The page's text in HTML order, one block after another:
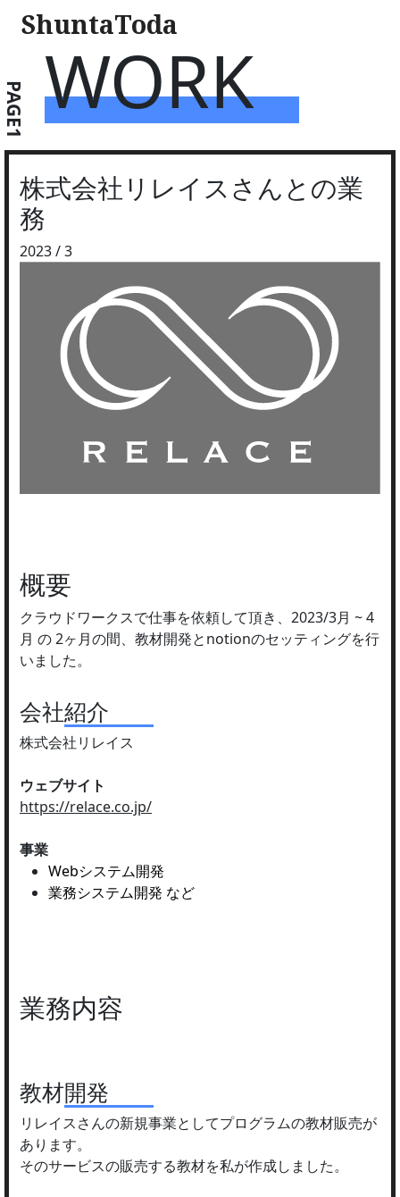
ShuntaToda
PAGE1 WORK
株式会社リレイスさんとの業
務
2023 / 3
概要
クラウドワークスで仕事を依頼して頂き、2023/3月 ~ 4
月 の 2ヶ月の間、教材開発とnotionのセッティングを行
いました。
会社紹介
株式会社リレイス
ウェブサイト
https://relace.co.jp/
事業
Webシステム開発
業務システム開発 など
業務内容
教材開発
リレイスさんの新規事業としてプログラムの教材販売が
あります。
そのサービスの販売する教材を私が作成しました。